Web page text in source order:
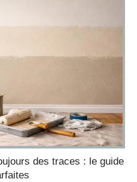
des traces : le guide